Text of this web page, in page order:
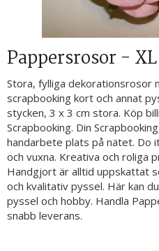
Pappersrosor -
Stora, fylliga dekorationsrosor
scrapbooking kort och annat
stycken, 3 x 3 cm stora. Köp
Scrapbooking. Din
handarbete plats på nätet. Do
och vuxna. Kreativa och roliga
Handgjort är alltid uppskattat
och kvalitativ pyssel. Här kan
pyssel och hobby. Handla
snabb leverans.